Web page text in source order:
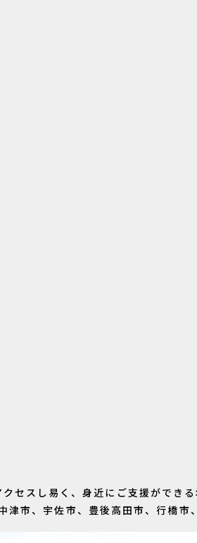
セスし易く、身近にご支援ができる
津市、宇佐市、豊後高田市、行橋市